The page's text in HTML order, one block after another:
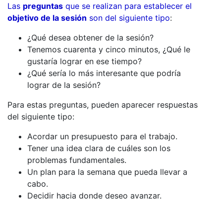
Las preguntas que se realizan para establecer el
objetivo de la sesión son del siguiente tipo:
¿Qué desea obtener de la sesión?
Tenemos cuarenta y cinco minutos, ¿Qué le
gustaría lograr en ese tiempo?
¿Qué sería lo más interesante que podría
lograr de la sesión?
Para estas preguntas, pueden aparecer respuestas
del siguiente tipo:
Acordar un presupuesto para el trabajo.
Tener una idea clara de cuáles son los
problemas fundamentales.
Un plan para la semana que pueda llevar a
cabo.
Decidir hacia donde deseo avanzar.